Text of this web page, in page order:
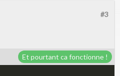
#3
Et pourtant ca fonctionne !